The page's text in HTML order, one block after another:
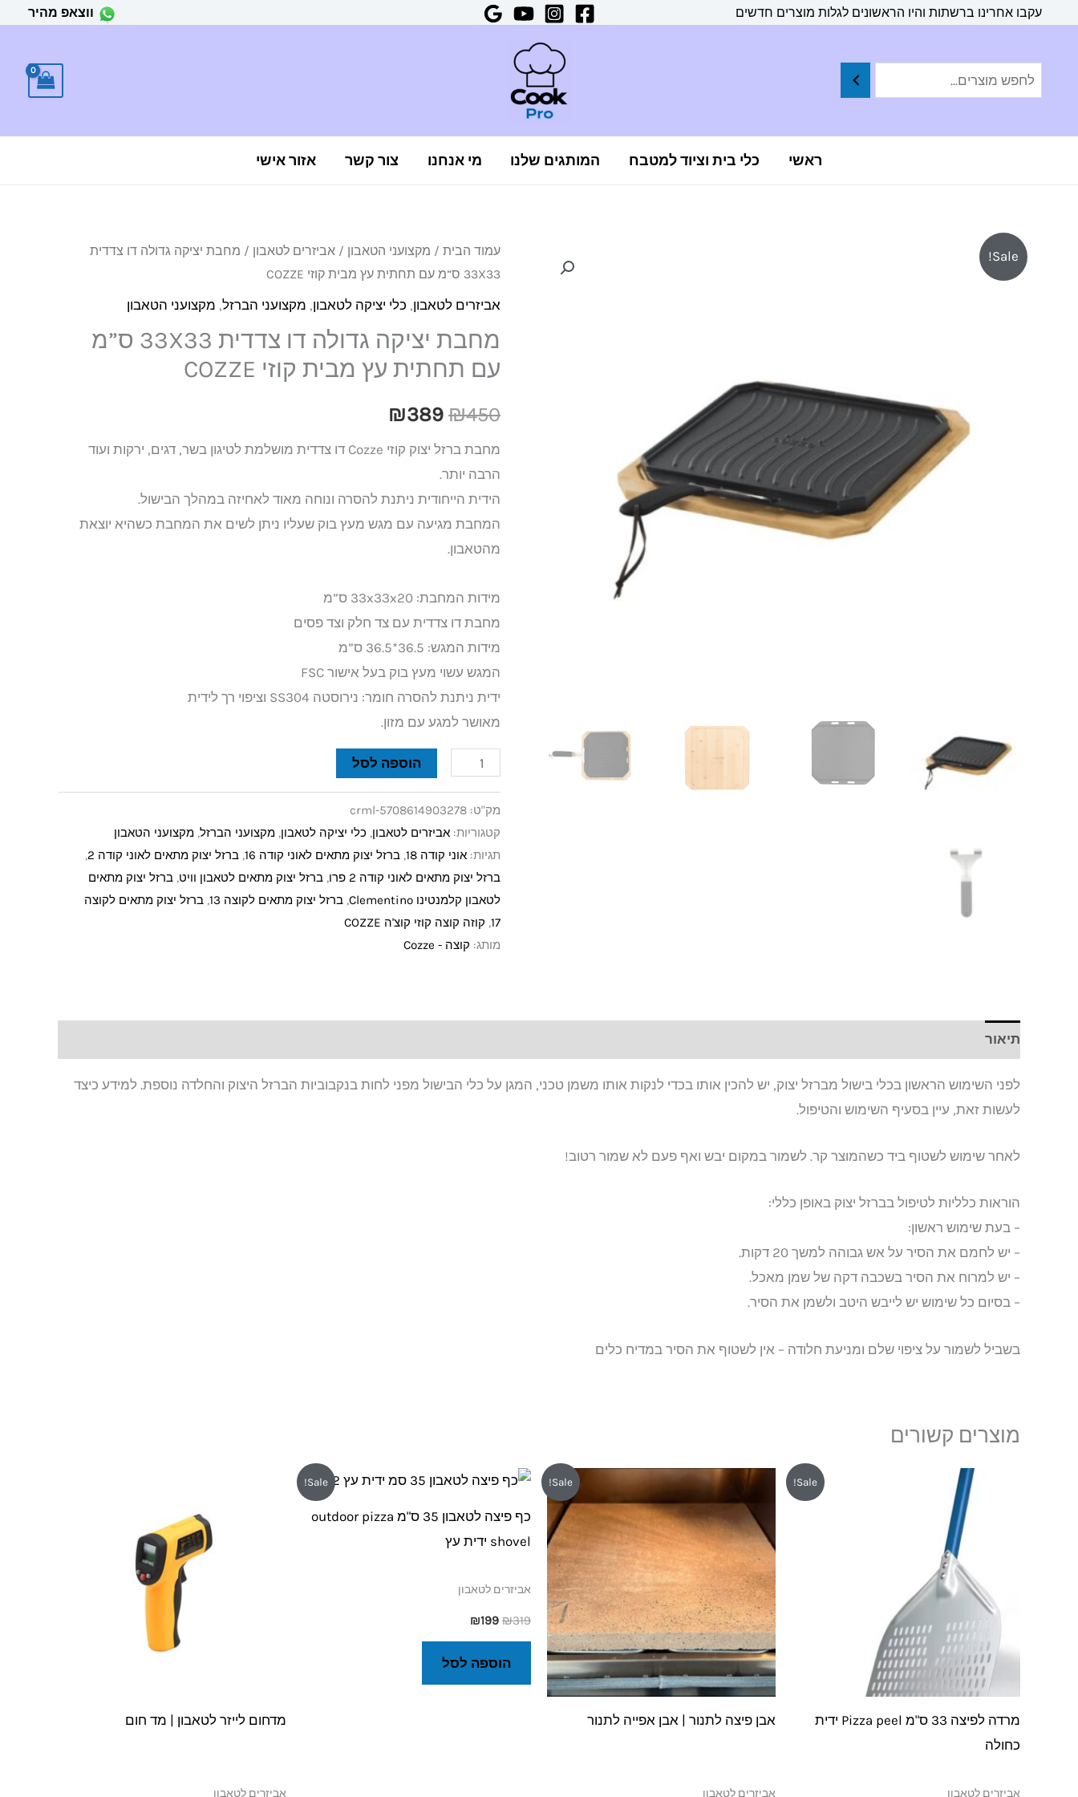
עקבו אחרינו ברשתות והיו הראשונים לגלות מוצרים חדשים ווצאפ מהיר
ראשי כלי בית וציוד למטבח המותגים שלנו מי אנחנו צור קשר אזור אישי
Sale! עמוד הבית / מקצועני הטאבון / אביזרים לטאבון / מחבת יציקה גדולה דו צדדית
33X33 ס”מ עם תחתית עץ מבית קוזי COZZE
אביזרים לטאבון, כלי יציקה לטאבון, מקצועני הברזל, מקצועני הטאבון
מחבת יציקה גדולה דו צדדית 33X33 ס”מ
עם תחתית עץ מבית קוזי COZZE
₪450
המחיר
המקורי
היה:
₪450.
₪389
המחיר
הנוכחי
הוא:
₪389.
מחבת ברזל יצוק קוזי Cozze דו צדדית מושלמת לטיגון בשר, דגים, ירקות ועוד
הרבה יותר.
הידית הייחודית ניתנת להסרה ונוחה מאוד לאחיזה במהלך הבישול.
המחבת מגיעה עם מגש מעץ בוק שעליו ניתן לשים את המחבת כשהיא יוצאת
מהטאבון.
מידות המחבת: 33x33x20 ס”מ
מחבת דו צדדית עם צד חלק וצד פסים
מידות המגש: 36.5*36.5 ס”מ
המגש עשוי מעץ בוק בעל אישור FSC
ידית ניתנת להסרה חומר: נירוסטה SS304 וציפוי רך לידית
מאושר למגע עם מזון.
כמות
של
מחבת
גדולה
דו
33X33
ס”מ
עם
תחתית
עץ
מבית
COZZE
הוספה לסל
מק"ט: crml-5708614903278
קטגוריות: אביזרים לטאבון, כלי יציקה לטאבון, מקצועני הברזל, מקצועני הטאבון
תגיות: אוני קודה 18 , ברזל יצוק מתאים לאוני קודה 16 , ברזל יצוק מתאים לאוני קודה 2
,
ברזל יצוק מתאים לאוני קודה 2 פרו
, ברזל יצוק מתאים לטאבון וויט, ברזל יצוק מתאים
לטאבון קלמנטינו Clementino
, ברזל יצוק מתאים לקוצה 13 , ברזל יצוק מתאים לקוצה
17
, קוזה קוצה קוזי קוצ'ה COZZE
מותג: קוצה - Cozze
תיאור
לפני השימוש הראשון בכלי בישול מברזל יצוק, יש להכין אותו בכדי לנקות אותו משמן טכני, המגן על כלי הבישול מפני לחות בנקבוביות הברזל היצוק והחלדה נוספת. למידע כיצד
לעשות זאת, עיין בסעיף השימוש והטיפול.
לאחר שימוש לשטוף ביד כשהמוצר קר. לשמור במקום יבש ואף פעם לא שמור רטוב!
הוראות כלליות לטיפול בברזל יצוק באופן כללי:
– בעת שימוש ראשון:
– יש לחמם את הסיר על אש גבוהה למשך 20 דקות.
– יש למרוח את הסיר בשכבה דקה של שמן מאכל.
– בסיום כל שימוש יש לייבש היטב ולשמן את הסיר.
בשביל לשמור על ציפוי שלם ומניעת חלודה – אין לשטוף את הסיר במדיח כלים
מוצרים קשורים
Sale!
מרדה לפיצה 33 ס"מ Pizza peel ידית
כחולה
אביזרים לטאבון
המחיר
המקורי
היה:
₪269.
הוא:
₪239.
Sale!
אבן פיצה לתנור | אבן אפייה לתנור
אביזרים לטאבון
המחיר
המקורי
היה:
₪780.
המחיר
הנוכחי
הוא:
₪749.
Sale!
כף פיצה לטאבון 35 ס"מ outdoor pizza
shovel ידית עץ
אביזרים לטאבון
₪319
המחיר
₪319.
₪199
המחיר
₪199.
הוספה לסל
מדחום לייזר לטאבון | מד חום
אביזרים לטאבון